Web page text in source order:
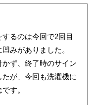
るのは今回で2回目
みがありました。
ず、終了時のサイン
が、今回も洗濯機に
す。